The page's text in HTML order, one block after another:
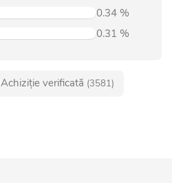
0.34 %
0.31 %
Achiziție verificată (3581)